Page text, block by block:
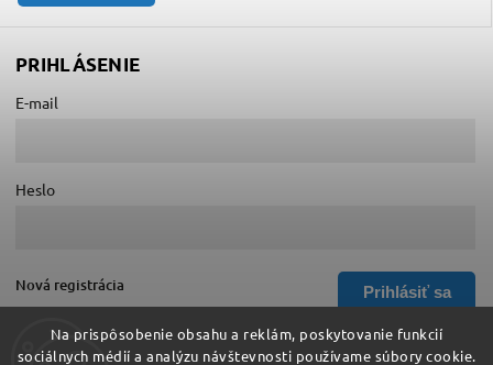
Na prispôsobenie obsahu a reklám, poskytovanie funkcií
sociálnych médií a analýzu návštevnosti používame súbory cookie.
PRIHLÁSENIE
E-mail
Heslo
Prihlásiť sa
Nová registrácia
Zabudnuté heslo